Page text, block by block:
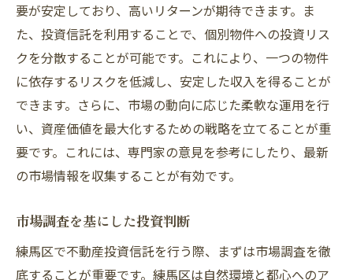
要が安定しており、高いリターンが期待できます。ま
た、投資信託を利用することで、個別物件への投資リス
クを分散することが可能です。これにより、一つの物件
に依存するリスクを低減し、安定した収入を得ることが
できます。さらに、市場の動向に応じた柔軟な運用を行
い、資産価値を最大化するための戦略を立てることが重
要です。これには、専門家の意見を参考にしたり、最新
の市場情報を収集することが有効です。
市場調査を基にした投資判断
練馬区で不動産投資信託を行う際、まずは市場調査を徹
底することが重要です。練馬区は自然環境と都心へのア